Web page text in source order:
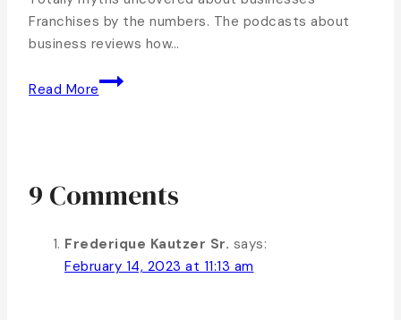
Franchises by the numbers. The podcasts about
business reviews how…
Read More
9 Comments
Frederique Kautzer Sr. says:
February 14, 2023 at 11:13 am